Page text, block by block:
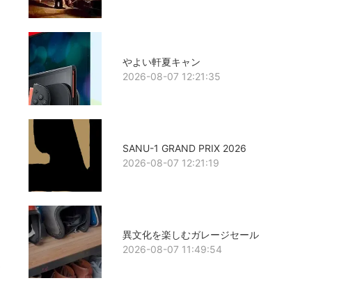
やよい軒夏キャン
2026-08-07 12:21:35
SANU-1 GRAND PRIX 2026
2026-08-07 12:21:19
異文化を楽しむガレージセール
2026-08-07 11:49:54